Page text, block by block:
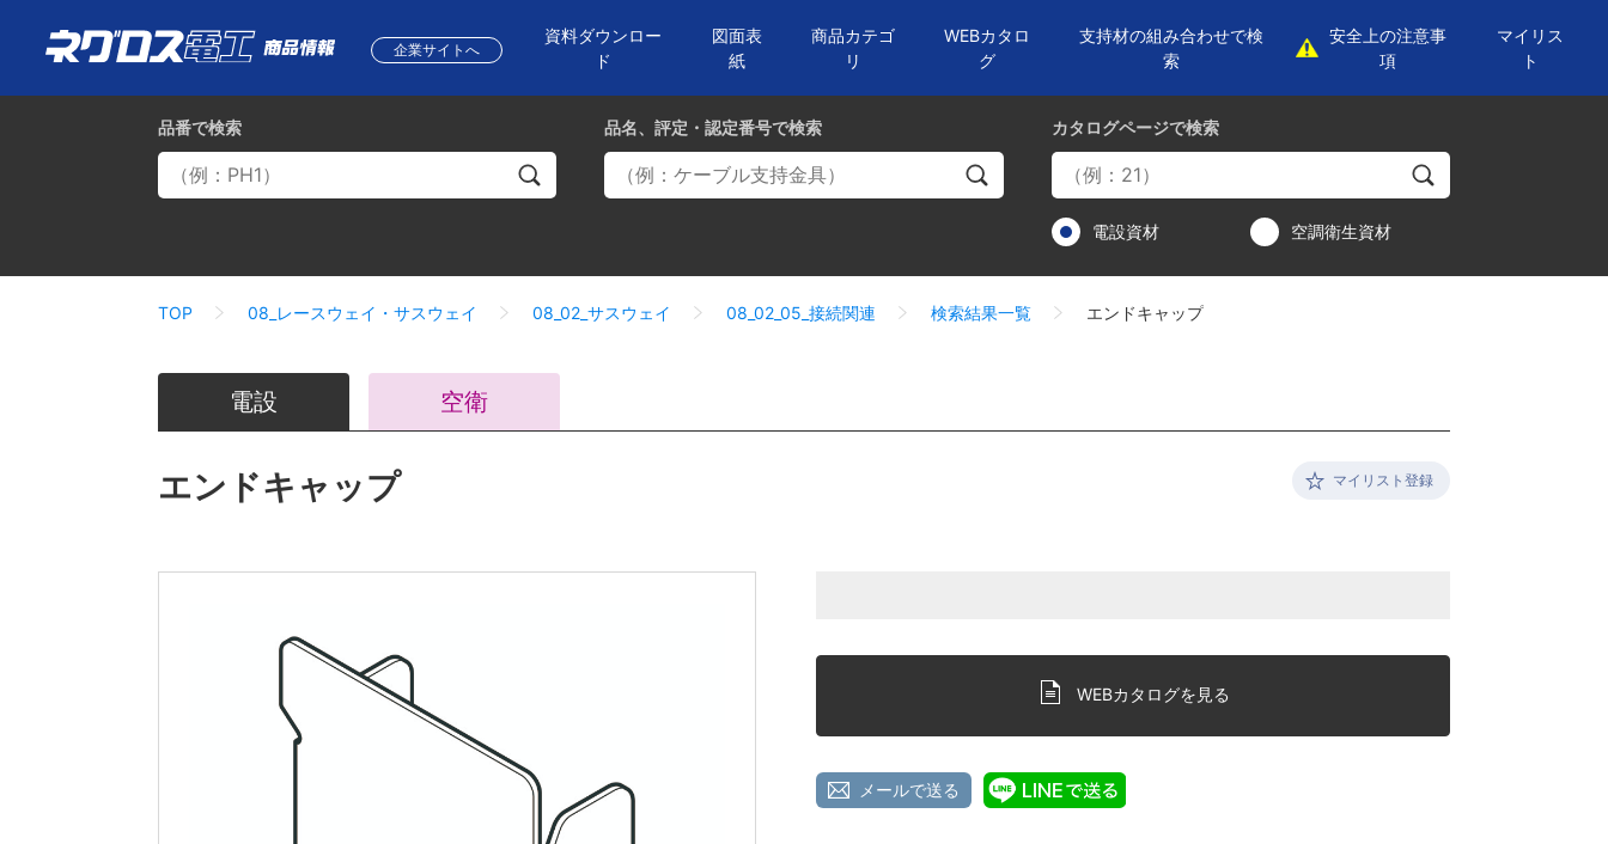
企業サイトへ
資料ダウンロー
ド
図面表
紙
商品カテゴ
リ
WEBカタロ
グ
支持材の組み合わせで検
索
安全上の注意事
項
マイリス
ト
品番で検索 カタログページで検索
電設資材 空調衛生資材
品名、評定・認定番号で検索
TOP 08_レースウェイ・サスウェイ 08_02_サスウェイ 08_02_05_接続関連 検索結果一覧 エンドキャップ
電設 空衛
エンドキャップ マイリスト登録
WEBカタログを見る
メールで送る